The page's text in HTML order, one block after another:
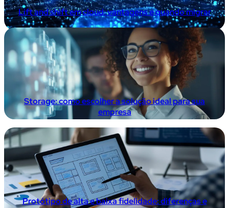
Lift and shift em cloud: vantagens e quando migrar
Storage: como escolher a solução ideal para sua
empresa
Protótipo de alta e baixa fidelidade: diferenças e